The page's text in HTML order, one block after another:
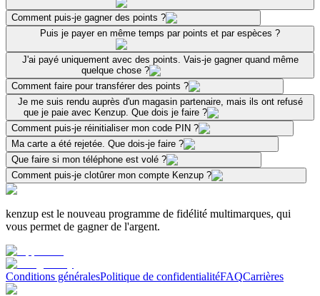
Comment puis-je gagner des points ?
Puis je payer en même temps par points et par espèces ?
J'ai payé uniquement avec des points. Vais-je gagner quand même
quelque chose ?
Comment faire pour transférer des points ?
Je me suis rendu auprès d'un magasin partenaire, mais ils ont refusé
que je paie avec Kenzup. Que dois je faire ?
Comment puis-je réinitialiser mon code PIN ?
Ma carte a été rejetée. Que dois-je faire ?
Que faire si mon téléphone est volé ?
Comment puis-je clotûrer mon compte Kenzup ?
kenzup est le nouveau programme de fidélité multimarques, qui
vous permet de gagner de l'argent.
Conditions généralesPolitique de confidentialitéFAQCarrières